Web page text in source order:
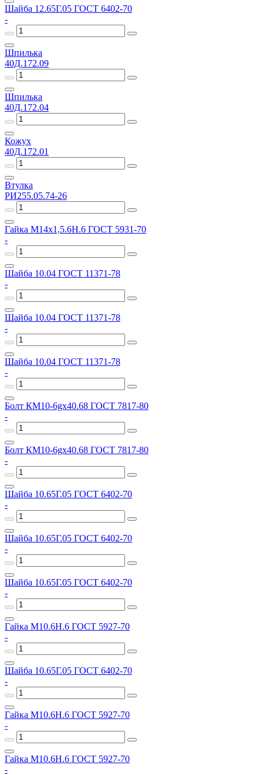
Шайба 12.65Г.05 ГОСТ 6402-70
-
Шпилька
40Д.172.09
Шпилька
40Д.172.04
Кожух
40Д.172.01
Втулка
РИ255.05.74-26
Гайка М14х1,5.6Н.6 ГОСТ 5931-70
-
Шайба 10.04 ГОСТ 11371-78
-
Шайба 10.04 ГОСТ 11371-78
-
Шайба 10.04 ГОСТ 11371-78
-
Болт КМ10-6gх40.68 ГОСТ 7817-80
-
Болт КМ10-6gх40.68 ГОСТ 7817-80
-
Шайба 10.65Г.05 ГОСТ 6402-70
-
Шайба 10.65Г.05 ГОСТ 6402-70
-
Шайба 10.65Г.05 ГОСТ 6402-70
-
Гайка М10.6Н.6 ГОСТ 5927-70
-
Шайба 10.65Г.05 ГОСТ 6402-70
-
Гайка М10.6Н.6 ГОСТ 5927-70
-
Гайка М10.6Н.6 ГОСТ 5927-70
-